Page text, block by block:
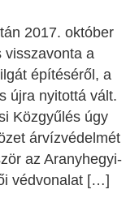
2017. október
visszavonta a
építéséről, a
újra nyitottá vált.
Közgyűlés úgy
árvízvédelmét
az Aranyhegyi-
védvonalat […]